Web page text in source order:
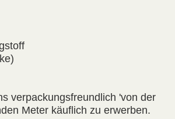
verpackungsfreundlich 'von der
Meter käuflich zu erwerben.